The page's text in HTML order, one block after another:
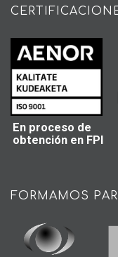
En proceso de
obtención en FPI
FORMAMOS